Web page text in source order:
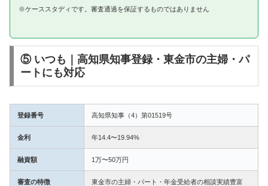
※ケーススタディです。審査通過を保証するものではありません
⑤ いつも｜高知県知事登録・東金市の主婦・パ
ートにも対応
登録番号 高知県知事（4）第01519号
金利 年14.4〜19.94%
融資額 1万〜50万円
審査の特徴 東金市の主婦・パート・年金受給者の相談実績豊富